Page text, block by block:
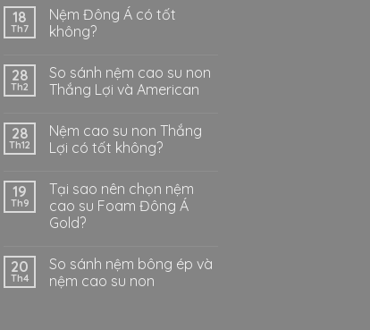
18
Th7
Nệm Đông Á có tốt
không?
28
Th2
So sánh nệm cao su non
Thắng Lợi và American
28
Th12
Nệm cao su non Thắng
Lợi có tốt không?
19
Th9
Tại sao nên chọn nệm
cao su Foam Đông Á
Gold?
20
Th4
So sánh nệm bông ép và
nệm cao su non